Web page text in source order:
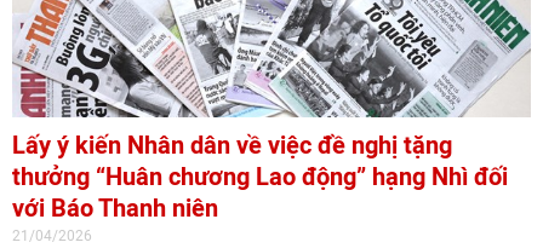
Lấy ý kiến Nhân dân về việc đề nghị tặng
thưởng “Huân chương Lao động” hạng Nhì đối
với Báo Thanh niên
21/04/2026